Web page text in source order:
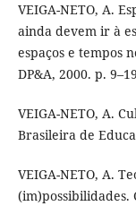
VEIGA-NETO, A.
ainda devem ir à
espaços e tempos
DP&A, 2000. p.
VEIGA-NETO, A.
Brasileira de
VEIGA-NETO, A.
(im)possibilidades.